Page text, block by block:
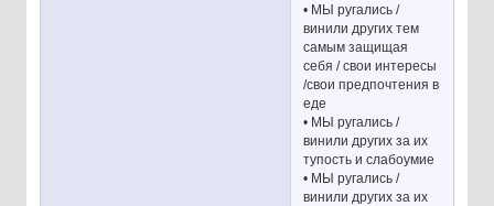
• МЫ ругались /
винили других тем
самым защищая
себя / свои интересы
/свои предпочтения в
еде
• МЫ ругались /
винили других за их
тупость и слабоумие
• МЫ ругались /
винили других за их